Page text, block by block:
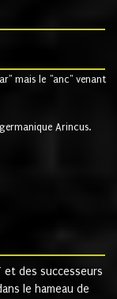
mais le "anc" venant
Arincus.
et des successeurs
le hameau de